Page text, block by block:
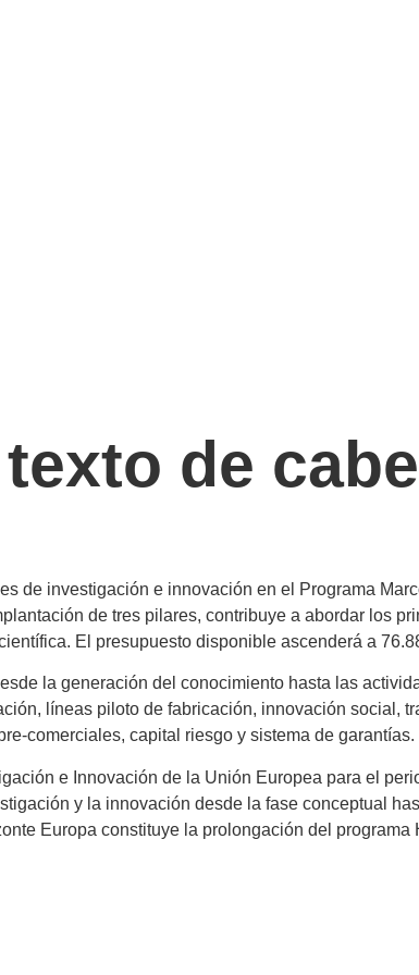
de
de investigación e innovación en el Programa
de tres pilares, contribuye a abordar los
El presupuesto disponible ascenderá a
la generación del conocimiento hasta las
líneas piloto de fabricación, innovación social,
comerciales, capital riesgo y sistema de garantías.
e Innovación de la Unión Europea para el
y la innovación desde la fase conceptual
Europa constituye la prolongación del programa